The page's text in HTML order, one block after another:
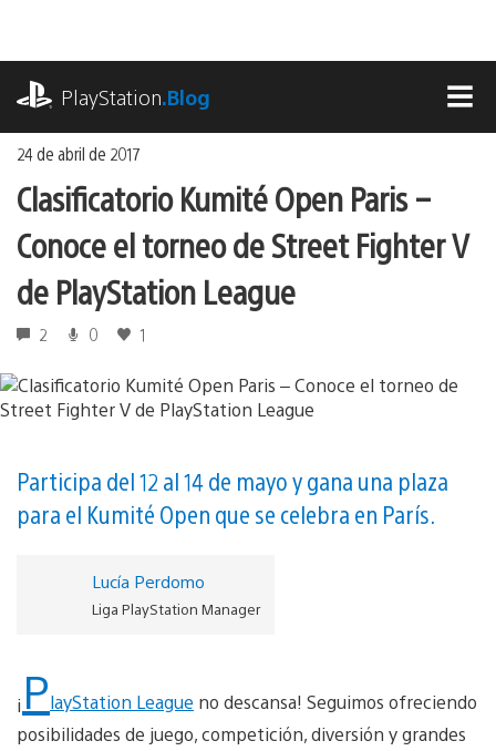
contenido
PlayStation.Blog
24 de abril de 2017
Clasificatorio Kumité Open Paris –
Conoce el torneo de Street Fighter V
de PlayStation League
2 0 1
Participa del 12 al 14 de mayo y gana una plaza
para el Kumité Open que se celebra en París.
Lucía Perdomo
Liga PlayStation Manager
¡ PlayStation League no descansa! Seguimos ofreciendo
posibilidades de juego, competición, diversión y grandes